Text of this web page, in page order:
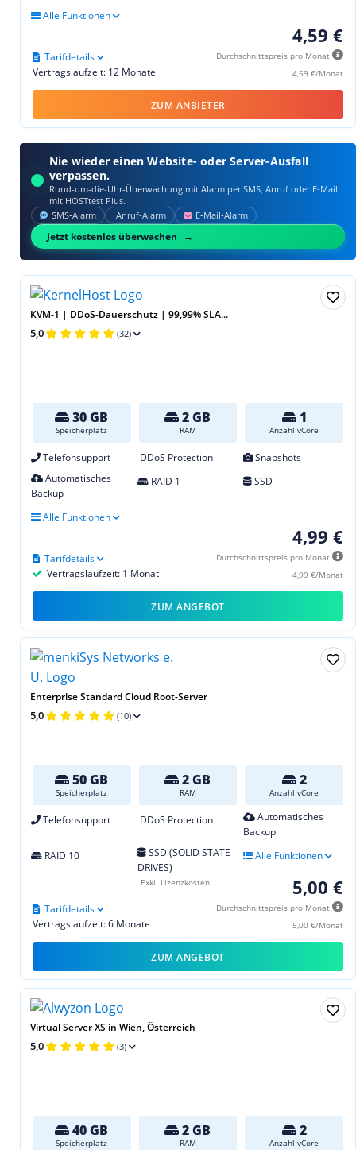
Alle Funktionen
4,59 €
Durchschnittspreis pro Monat
4,59 €/Monat
Vertragslaufzeit: 12 Monate
Tarifdetails
ZUM ANBIETER
Nie wieder einen Website- oder Server-Ausfall
verpassen.
Rund-um-die-Uhr-Überwachung mit Alarm per SMS, Anruf oder E‑Mail
mit HOSTtest Plus.
SMS‑Alarm Anruf‑Alarm E‑Mail‑Alarm
Jetzt kostenlos überwachen
KVM-1 | DDoS-Dauerschutz | 99,99% SLA...
5,0 (32)
30 GB
Speicherplatz
2 GB
RAM
1
Anzahl vCore
Telefonsupport DDoS Protection
Snapshots
Automatisches
Backup
RAID 1 SSD
Alle Funktionen
4,99 €
Durchschnittspreis pro Monat
4,99 €/Monat
Vertragslaufzeit: 1 Monat
Tarifdetails
ZUM ANGEBOT
Enterprise Standard Cloud Root-Server
5,0 (10)
50 GB
Speicherplatz
2 GB
RAM
2
Anzahl vCore
Telefonsupport DDoS Protection
Automatisches
Backup
RAID 10
SSD (SOLID STATE
DRIVES)
Alle Funktionen
5,00 €
Durchschnittspreis pro Monat
5,00 €/Monat
Vertragslaufzeit: 6 Monate
Tarifdetails
Exkl. Lizenzkosten
ZUM ANGEBOT
Virtual Server XS in Wien, Österreich
5,0 (3)
40 GB
Speicherplatz
2 GB
RAM
2
Anzahl vCore